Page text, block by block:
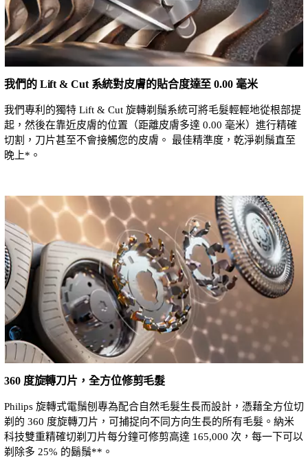
我們的 Lift & Cut 系統對皮膚的貼合度達至 0.00 毫米
我們專利的獨特 Lift & Cut 旋轉剃鬚系統可將毛髮輕輕地從根部提
起，然後在靠近皮膚的位置（距離皮膚多達 0.00 毫米）進行精確
切割，刀片甚至不會接觸您的皮膚。 最佳精準度，乾淨剃鬚直至
晚上*。
360 度旋轉刀片，全方位修剪毛髮
Philips 旋轉式電鬚刨專為配合自然毛髮生長而設計，憑藉全方位切
剃的 360 度旋轉刀片，可捕捉向不同方向生長的所有毛髮。納米
科技雙重精確切剃刀片每分鐘可修剪高達 165,000 次，每一下可以
剃除多 25% 的鬍鬚**。